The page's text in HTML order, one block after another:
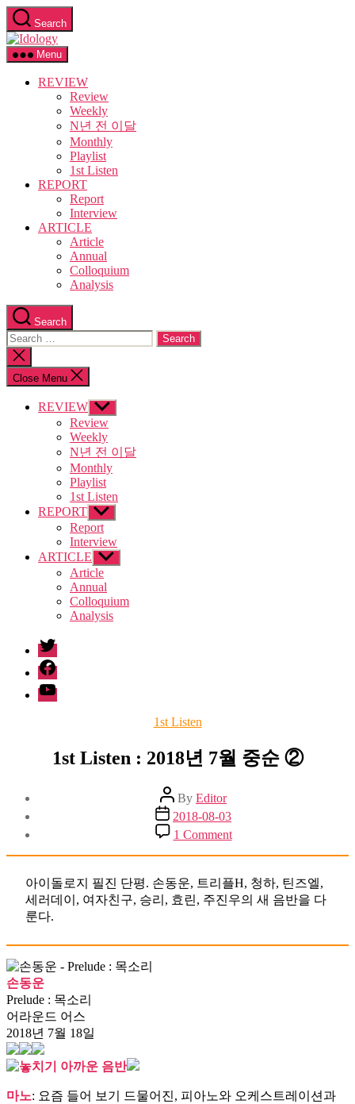
Skip
to
the
content
Search
Idology
Menu
REVIEW
Review
Weekly
N년 전 이달
Monthly
Playlist
1st Listen
REPORT
Report
Interview
ARTICLE
Article
Annual
Colloquium
Analysis
Search
Search
for:
Close
search
Close Menu
REVIEW Show
sub
menu
Review
Weekly
N년 전 이달
Monthly
Playlist
1st Listen
REPORT Show
sub
menu
Report
Interview
ARTICLE Show
sub
menu
Article
Annual
Colloquium
Analysis
twitter
facebook
Youtube
Categories
1st Listen
1st Listen : 2018년 7월 중순 ②
Post
author
By Editor
Post
date
2018-08-03
1 Commenton
1st
Listen
2018
년
중
아이돌로지 필진 단평. 손동운, 트리플H, 청하, 틴즈엘,
세러데이, 여자친구, 승리, 효린, 주진우의 새 음반을 다
룬다.
손동운
Prelude : 목소리
어라운드 어스
2018년 7월 18일
마노: 요즘 들어 보기 드물어진, 피아노와 오케스트레이션과